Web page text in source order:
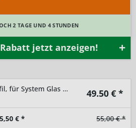
2 TAGE UND 4 STUNDEN
jetzt anzeigen!
SYSTEM U-Klemmprofil, für System Glas und Board anthrazit
49.50 € *
€ * 55,00 € *